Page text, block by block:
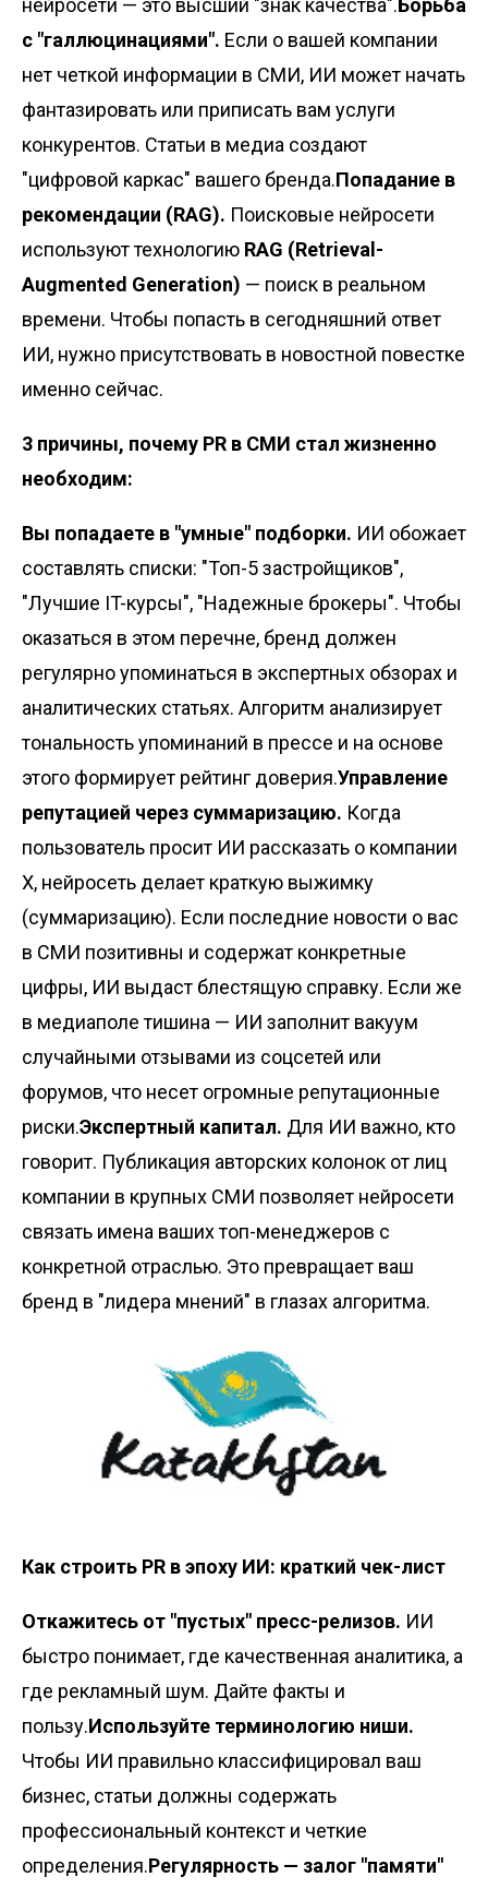
с "галлюцинациями". Если о вашей компании
нет четкой информации в СМИ, ИИ может начать
фантазировать или приписать вам услуги
конкурентов. Статьи в медиа создают
"цифровой каркас" вашего бренда.Попадание в
рекомендации (RAG). Поисковые нейросети
используют технологию RAG (Retrieval-
Augmented Generation) — поиск в реальном
времени. Чтобы попасть в сегодняшний ответ
ИИ, нужно присутствовать в новостной повестке
именно сейчас.
3 причины, почему PR в СМИ стал жизненно
необходим:
Вы попадаете в "умные" подборки. ИИ обожает
составлять списки: "Топ-5 застройщиков",
"Лучшие IT-курсы", "Надежные брокеры". Чтобы
оказаться в этом перечне, бренд должен
регулярно упоминаться в экспертных обзорах и
аналитических статьях. Алгоритм анализирует
тональность упоминаний в прессе и на основе
этого формирует рейтинг доверия.Управление
репутацией через суммаризацию. Когда
пользователь просит ИИ рассказать о компании
X, нейросеть делает краткую выжимку
(суммаризацию). Если последние новости о вас
в СМИ позитивны и содержат конкретные
цифры, ИИ выдаст блестящую справку. Если же
в медиаполе тишина — ИИ заполнит вакуум
случайными отзывами из соцсетей или
форумов, что несет огромные репутационные
риски.Экспертный капитал. Для ИИ важно, кто
говорит. Публикация авторских колонок от лиц
компании в крупных СМИ позволяет нейросети
связать имена ваших топ-менеджеров с
конкретной отраслью. Это превращает ваш
бренд в "лидера мнений" в глазах алгоритма.
Как строить PR в эпоху ИИ: краткий чек-лист
Откажитесь от "пустых" пресс-релизов. ИИ
быстро понимает, где качественная аналитика, а
где рекламный шум. Дайте факты и
пользу.Используйте терминологию ниши.
Чтобы ИИ правильно классифицировал ваш
бизнес, статьи должны содержать
профессиональный контекст и четкие
определения.Регулярность — залог "памяти"